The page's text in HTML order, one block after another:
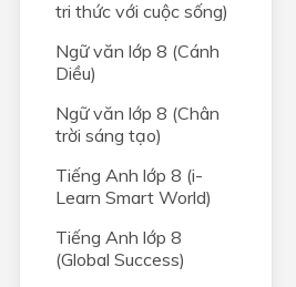
tri thức với cuộc sống)
Ngữ văn lớp 8 (Cánh
Diều)
Ngữ văn lớp 8 (Chân
trời sáng tạo)
Tiếng Anh lớp 8 (i-
Learn Smart World)
Tiếng Anh lớp 8
(Global Success)